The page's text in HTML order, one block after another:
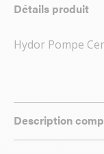
Détails produit
Hydor Pompe
Description